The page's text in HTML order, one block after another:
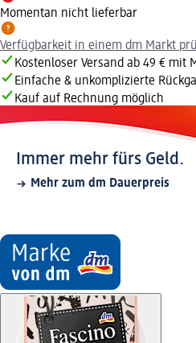
Momentan nicht lieferbar
Verfügbarkeit in einem dm Markt
Kostenloser Versand ab 49 € mit
Einfache & unkomplizierte
Kauf auf Rechnung möglich
Immer mehr fürs Geld.
Mehr zum dm Dauerpreis